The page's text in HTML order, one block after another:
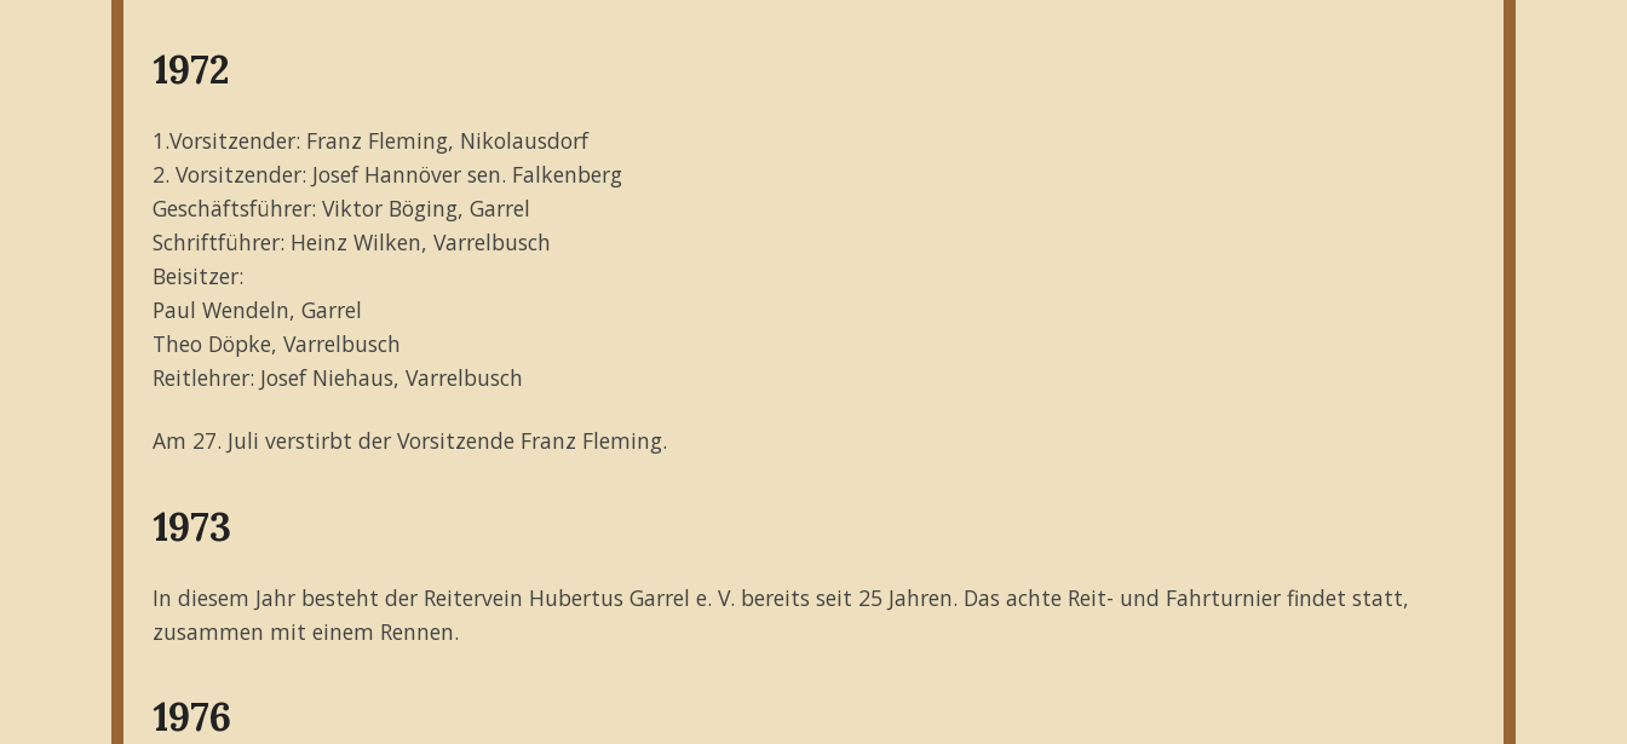
1972
1.Vorsitzender: Franz Fleming, Nikolausdorf
2. Vorsitzender: Josef Hannöver sen. Falkenberg
Geschäftsführer: Viktor Böging, Garrel
Schriftführer: Heinz Wilken, Varrelbusch
Beisitzer:
Paul Wendeln, Garrel
Theo Döpke, Varrelbusch
Reitlehrer: Josef Niehaus, Varrelbusch
Am 27. Juli verstirbt der Vorsitzende Franz Fleming.
1973
In diesem Jahr besteht der Reitervein Hubertus Garrel e. V. bereits seit 25 Jahren. Das achte Reit- und Fahrturnier findet statt,
zusammen mit einem Rennen.
1976